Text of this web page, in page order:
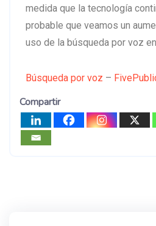
medida que la tecnología
probable que veamos un
uso de la búsqueda por voz
Búsqueda por voz –
Compartir